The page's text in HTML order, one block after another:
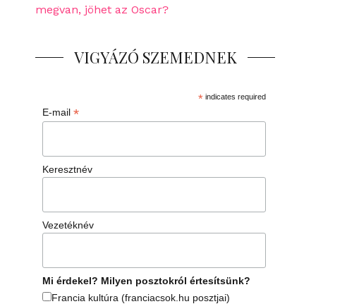
megvan, jöhet az Oscar?
VIGYÁZÓ SZEMEDNEK
*indicates required
E-mail*
Keresztnév
Vezetéknév
Mi érdekel? Milyen posztokról értesítsünk?
Francia kultúra (franciacsok.hu posztjai)